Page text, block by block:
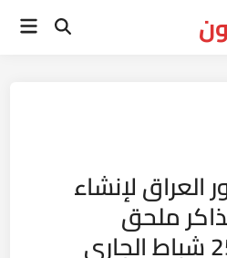
Open
العراق لإنشاء
ملحق